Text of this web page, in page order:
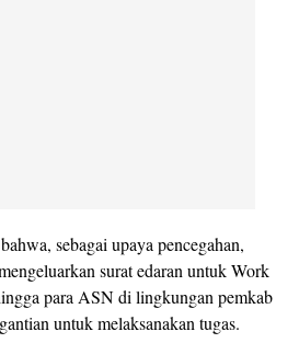
sebagai upaya pencegahan,
surat edaran untuk Work
para ASN di lingkungan pemkab
untuk melaksanakan tugas.